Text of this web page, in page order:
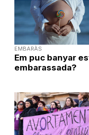
EMBARÀS
Em puc banyar
embarassada?